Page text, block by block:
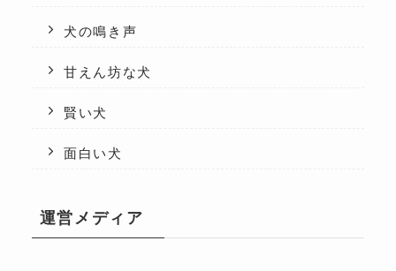
犬の鳴き声
甘えん坊な犬
賢い犬
面白い犬
運営メディア